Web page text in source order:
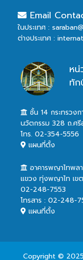
Email
ในประเทศ :
ต่างประเทศ :
หน่
ทั
ชั้น 14 กระทรวง
นวัตกรรม 328 ถ.ศรี
โทร. 02-354-5556
แผนที่ตั้ง
อาคารพญาไทพล
แขวง ทุ่งพญาไท เข
02-248-7553
โทรสาร : 02-248-
แผนที่ตั้ง
Copyright ©